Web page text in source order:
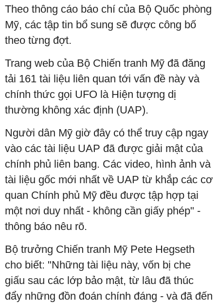
Theo thông cáo báo chí của Bộ Quốc phòng
Mỹ, các tập tin bổ sung sẽ được công bố
theo từng đợt.
Trang web của Bộ Chiến tranh Mỹ đã đăng
tải 161 tài liệu liên quan tới vấn đề này và
chính thức gọi UFO là Hiện tượng dị
thường không xác định (UAP).
Người dân Mỹ giờ đây có thể truy cập ngay
vào các tài liệu UAP đã được giải mật của
chính phủ liên bang. Các video, hình ảnh và
tài liệu gốc mới nhất về UAP từ khắp các cơ
quan Chính phủ Mỹ đều được tập hợp tại
một nơi duy nhất - không cần giấy phép" -
thông báo nêu rõ.
Bộ trưởng Chiến tranh Mỹ Pete Hegseth
cho biết: "Những tài liệu này, vốn bị che
giấu sau các lớp bảo mật, từ lâu đã thúc
đẩy những đồn đoán chính đáng - và đã đến